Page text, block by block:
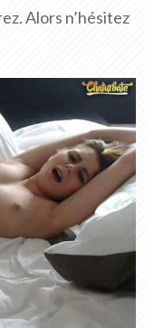
Alors n’hésitez